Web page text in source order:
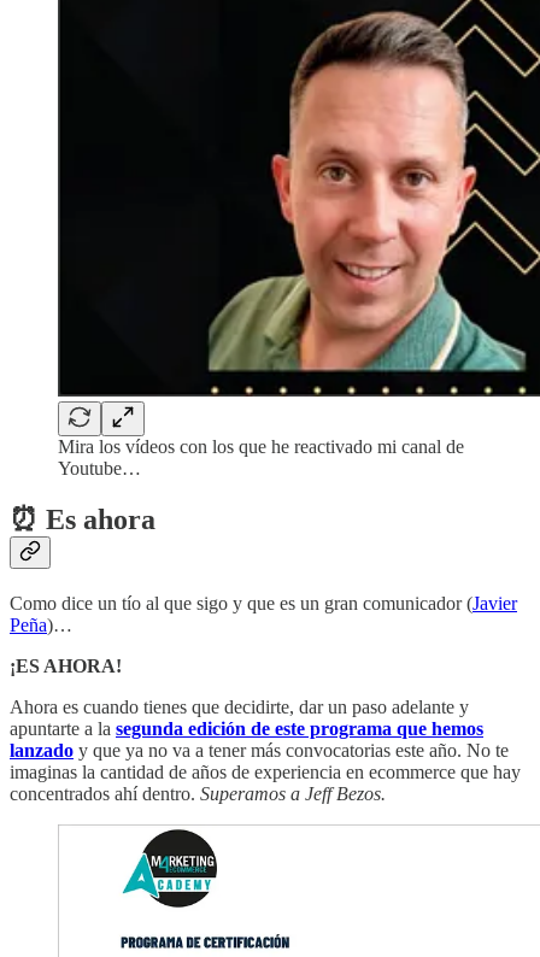
Mira los vídeos con los que he reactivado mi canal de
Youtube…
⏰ Es ahora
Como dice un tío al que sigo y que es un gran comunicador (Javier
Peña)…
¡ES AHORA!
Ahora es cuando tienes que decidirte, dar un paso adelante y
apuntarte a la segunda edición de este programa que hemos
lanzado y que ya no va a tener más convocatorias este año. No te
imaginas la cantidad de años de experiencia en ecommerce que hay
concentrados ahí dentro. Superamos a Jeff Bezos.